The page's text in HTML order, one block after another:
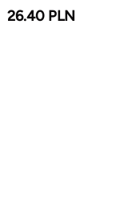
26.40 PLN